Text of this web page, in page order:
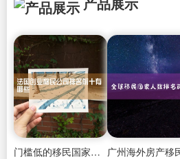
门槛低的移民国家排名